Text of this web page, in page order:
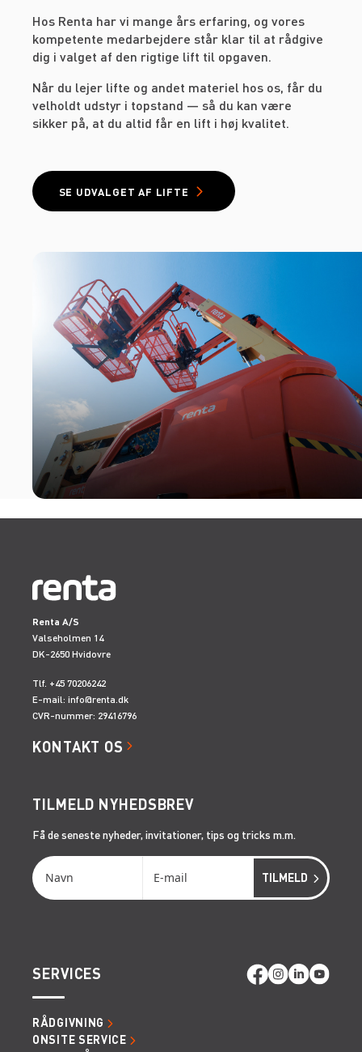
Hos Renta har vi mange års erfaring, og vores
kompetente medarbejdere står klar til at rådgive
dig i valget af den rigtige lift til opgaven.
Når du lejer lifte og andet materiel hos os, får du
velholdt udstyr i topstand — så du kan være
sikker på, at du altid får en lift i høj kvalitet.
SE UDVALGET AF LIFTE
Renta A/S
Valseholmen 14
DK-2650 Hvidovre
Tlf. +45 70206242
E-mail: info@renta.dk
CVR-nummer: 29416796
KONTAKT OS
TILMELD NYHEDSBREV
Få de seneste nyheder, invitationer, tips og tricks m.m.
SERVICES
RÅDGIVNING
ONSITE SERVICE